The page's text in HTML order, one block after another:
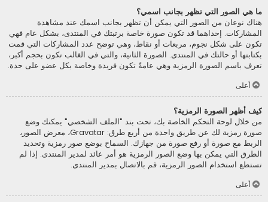
ما هي الصور التي تظهر بجانب اسمي؟
هناك نوعان من الصور التي يمكن أن تظهر بجانب اسمك عند مشاهدة
المشاركات. إحداهما قد تكون صورة خاصة برتبتك في المنتدى، بشكل عام فهي
تكون على شكل نجوم، مربعات أو نقاط، وهي توضح عدد المشاركات التي قمت
بكتابتها أو حالتك في المنتدى. الصورة الثانية، والتي في الغالب تكون بحجم أكبر،
تعرف باسم الصورة الرمزية وهي عامةً تكون فريدة وخاصة بكل عضو على حدة.
أعلى
كيف أظهر الصورة الرمزية؟
من خلال لوحة التحكم الخاصة بك، تحت بند "الملف الشخصي" يمكنك وضع
صورة رمزية لك عن طريق واحدة من أربع طرق: Gravatar، معرض الصور،
الربط مع صورة أو رفع صورة من جهازك. السماح بوضع صور رمزية وتحديد
الطرق التي يمكن بها وضع الصور الرمزية هو أمر عائد لمدير المنتدى. إذا لم
تستطع استخدام الصور الرمزية، قم بالاتصال بمدير المنتدى.
أعلى